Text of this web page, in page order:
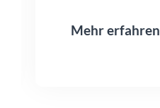
Mehr erfahren